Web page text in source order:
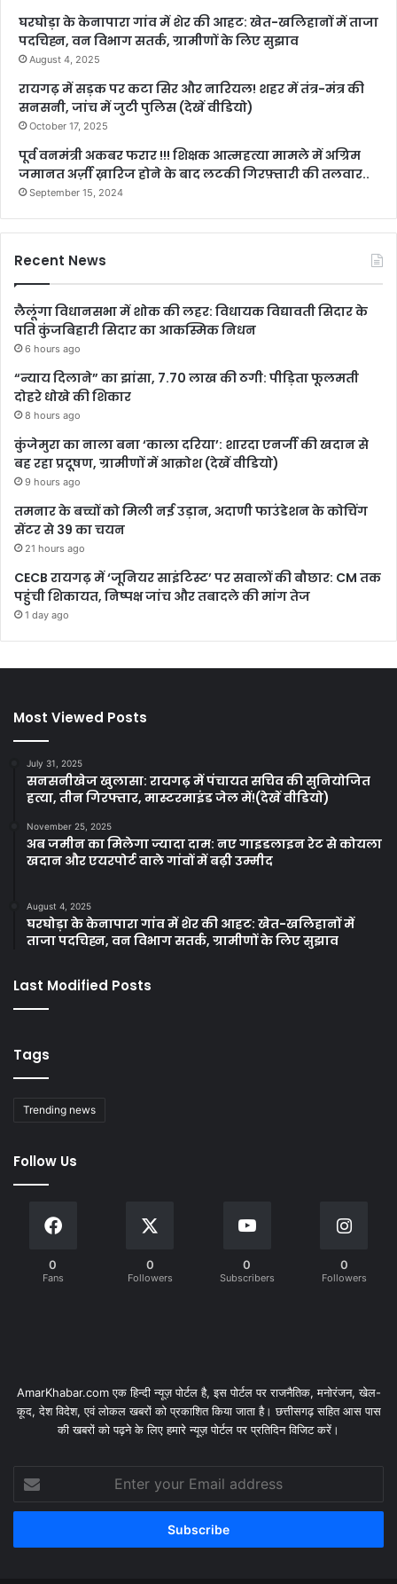
घरघोड़ा के केनापारा गांव में शेर की आहट: खेत-खलिहानों में ताजा
पदचिह्न, वन विभाग सतर्क, ग्रामीणों के लिए सुझाव
August 4, 2025
रायगढ़ में सड़क पर कटा सिर और नारियल! शहर में तंत्र-मंत्र की
सनसनी, जांच में जुटी पुलिस (देखें वीडियो)
October 17, 2025
पूर्व वनमंत्री अकबर फरार !!! शिक्षक आत्महत्या मामले में अग्रिम
जमानत अर्ज़ी ख़ारिज होने के बाद लटकी गिरफ़्तारी की तलवार..
September 15, 2024
Recent News
लैलूंगा विधानसभा में शोक की लहर: विधायक विद्यावती सिदार के
पति कुंजबिहारी सिदार का आकस्मिक निधन
6 hours ago
“न्याय दिलाने” का झांसा, 7.70 लाख की ठगी: पीड़िता फूलमती
दोहरे धोखे की शिकार
8 hours ago
कुंजेमुरा का नाला बना ‘काला दरिया’: शारदा एनर्जी की खदान से
बह रहा प्रदूषण, ग्रामीणों में आक्रोश (देखें वीडियो)
9 hours ago
तमनार के बच्चों को मिली नई उड़ान, अदाणी फाउंडेशन के कोचिंग
सेंटर से 39 का चयन
21 hours ago
CECB रायगढ़ में ‘जूनियर साइंटिस्ट’ पर सवालों की बौछार: CM तक
पहुंची शिकायत, निष्पक्ष जांच और तबादले की मांग तेज
1 day ago
Most Viewed Posts
July 31, 2025
सनसनीखेज खुलासा: रायगढ़ में पंचायत सचिव की सुनियोजित
हत्या, तीन गिरफ्तार, मास्टरमाइंड जेल में!(देखें वीडियो)
November 25, 2025
अब जमीन का मिलेगा ज्यादा दाम: नए गाइडलाइन रेट से कोयला
खदान और एयरपोर्ट वाले गांवों में बढ़ी उम्मीद
August 4, 2025
घरघोड़ा के केनापारा गांव में शेर की आहट: खेत-खलिहानों में
ताजा पदचिह्न, वन विभाग सतर्क, ग्रामीणों के लिए सुझाव
Last Modified Posts
Tags
Trending news
Follow Us
0
Fans
0
Followers
0
Subscribers
0
Followers
AmarKhabar.com एक हिन्दी न्यूज़ पोर्टल है, इस पोर्टल पर राजनैतिक, मनोरंजन, खेल-
कूद, देश विदेश, एवं लोकल खबरों को प्रकाशित किया जाता है। छत्तीसगढ़ सहित आस पास
की खबरों को पढ़ने के लिए हमारे न्यूज़ पोर्टल पर प्रतिदिन विजिट करें।
your
Email